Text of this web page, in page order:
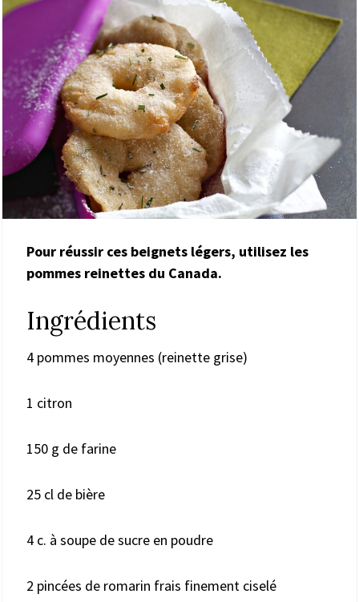
Pour réussir ces beignets légers, utilisez les
pommes reinettes du Canada.
Ingrédients
4 pommes moyennes (reinette grise)
1 citron
150 g de farine
25 cl de bière
4 c. à soupe de sucre en poudre
2 pincées de romarin frais finement ciselé